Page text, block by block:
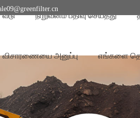
வீடு நிறுவனம் பதிவு செய்தது
விசாரணையை அனுப்பு எங்களை